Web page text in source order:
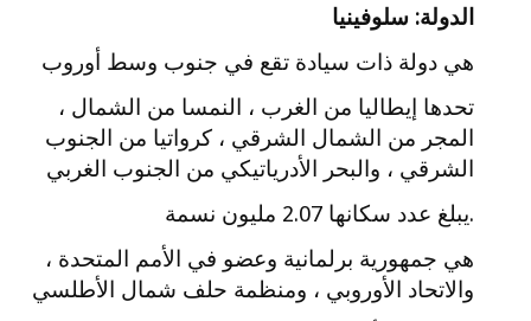
الدولة: سلوفينيا
هي دولة ذات سيادة تقع في جنوب وسط أوروب
تحدها إيطاليا من الغرب ، النمسا من الشمال ،
المجر من الشمال الشرقي ، كرواتيا من الجنوب
الشرقي ، والبحر الأدرياتيكي من الجنوب الغربي
.يبلغ عدد سكانها 2.07 مليون نسمة
هي جمهورية برلمانية وعضو في الأمم المتحدة ،
والاتحاد الأوروبي ، ومنظمة حلف شمال الأطلسي